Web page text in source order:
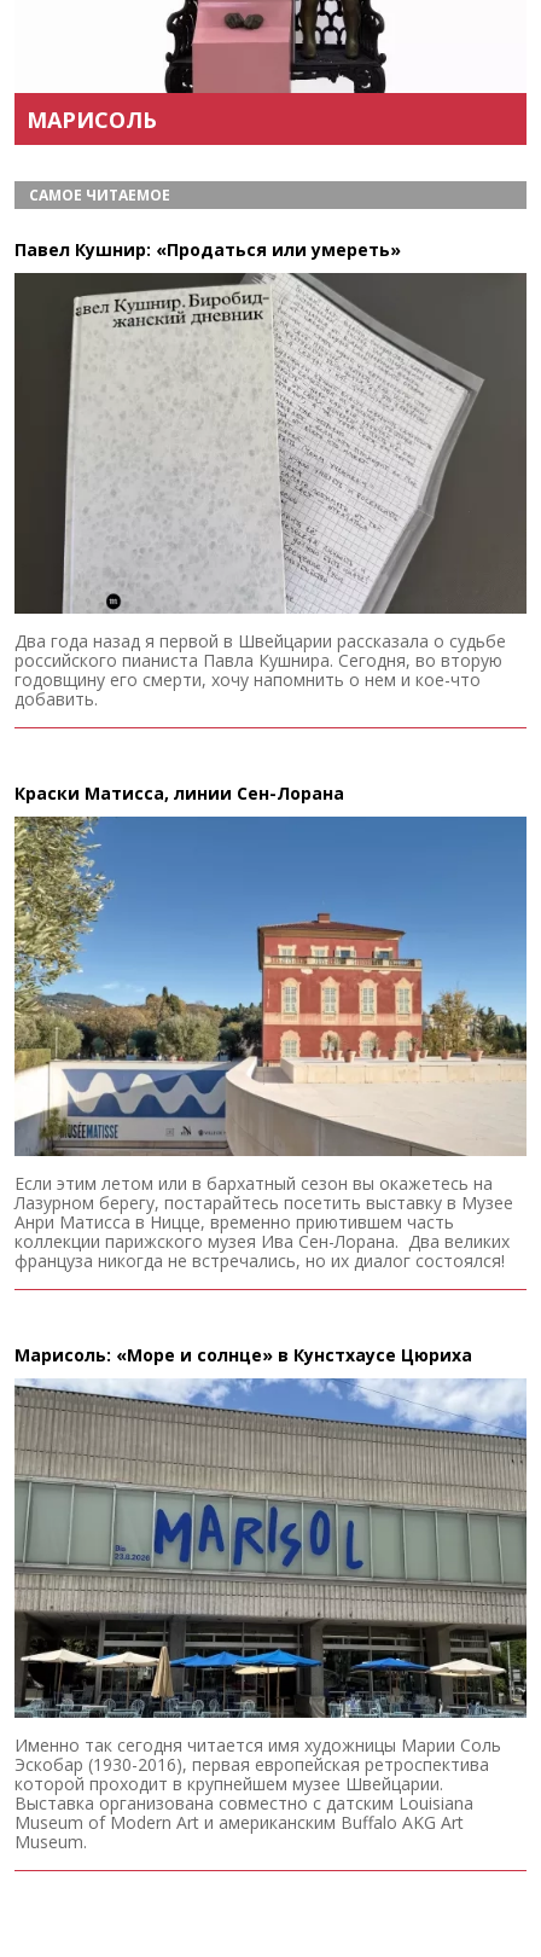
МАРИСОЛЬ
САМОЕ ЧИТАЕМОЕ
Павел Кушнир: «Продаться или умереть»
Два года назад я первой в Швейцарии рассказала о судьбе
российского пианиста Павла Кушнира. Сегодня, во вторую
годовщину его смерти, хочу напомнить о нем и кое-что
добавить.
Краски Матисса, линии Сен-Лорана
Если этим летом или в бархатный сезон вы окажетесь на
Лазурном берегу, постарайтесь посетить выставку в Музее
Анри Матисса в Ницце, временно приютившем часть
коллекции парижского музея Ива Сен-Лорана. Два великих
француза никогда не встречались, но их диалог состоялся!
Марисоль: «Море и солнце» в Кунстхаусе Цюриха
Именно так сегодня читается имя художницы Марии Соль
Эскобар (1930-2016), первая европейская ретроспектива
которой проходит в крупнейшем музее Швейцарии.
Выставка организована совместно с датским Louisiana
Museum of Modern Art и американским Buffalo AKG Art
Museum.